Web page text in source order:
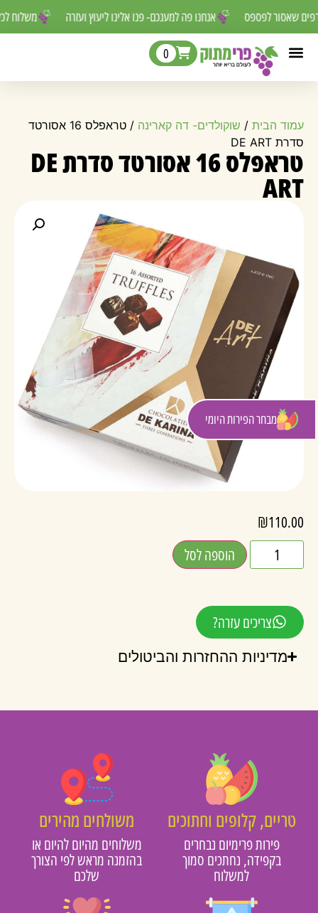
אנחנו פה למענכם- פנו אלינו ליעוץ ועזרה שאסור לפספס
מבחר הפירות היומי
0
עמוד הבית/ שוקולדים- דה קארינה
/ טראפלס 16 אסורטד
סדרת DE ART
טראפלס 16 אסורטד סדרת DE
ART
₪110.00
הוספה לסל
צריכים עזרה?
מדיניות ההחזרות והביטולים
טריים, קלופים וחתוכים
פירות פרימיום נבחרים
בקפידה, נחתכים סמוך
למשלוח
משולחים מהירים
משלוחים מהיום להיום או
בהזמנה מראש לפי הצורך
שלכם